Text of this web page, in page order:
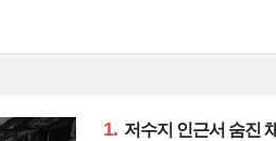
1. 저수지 인근서 숨진